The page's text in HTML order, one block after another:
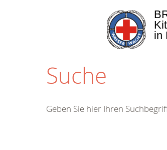
in
Suche
Geben Sie hier Ihren